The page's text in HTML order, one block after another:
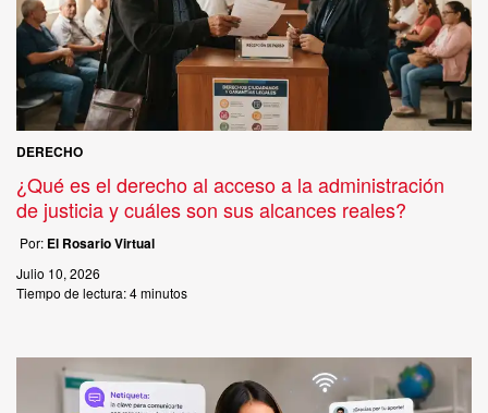
DERECHO
¿Qué es el derecho al acceso a la administración
de justicia y cuáles son sus alcances reales?
Por: El Rosario Virtual
Julio 10, 2026
Tiempo de lectura:4 minutos